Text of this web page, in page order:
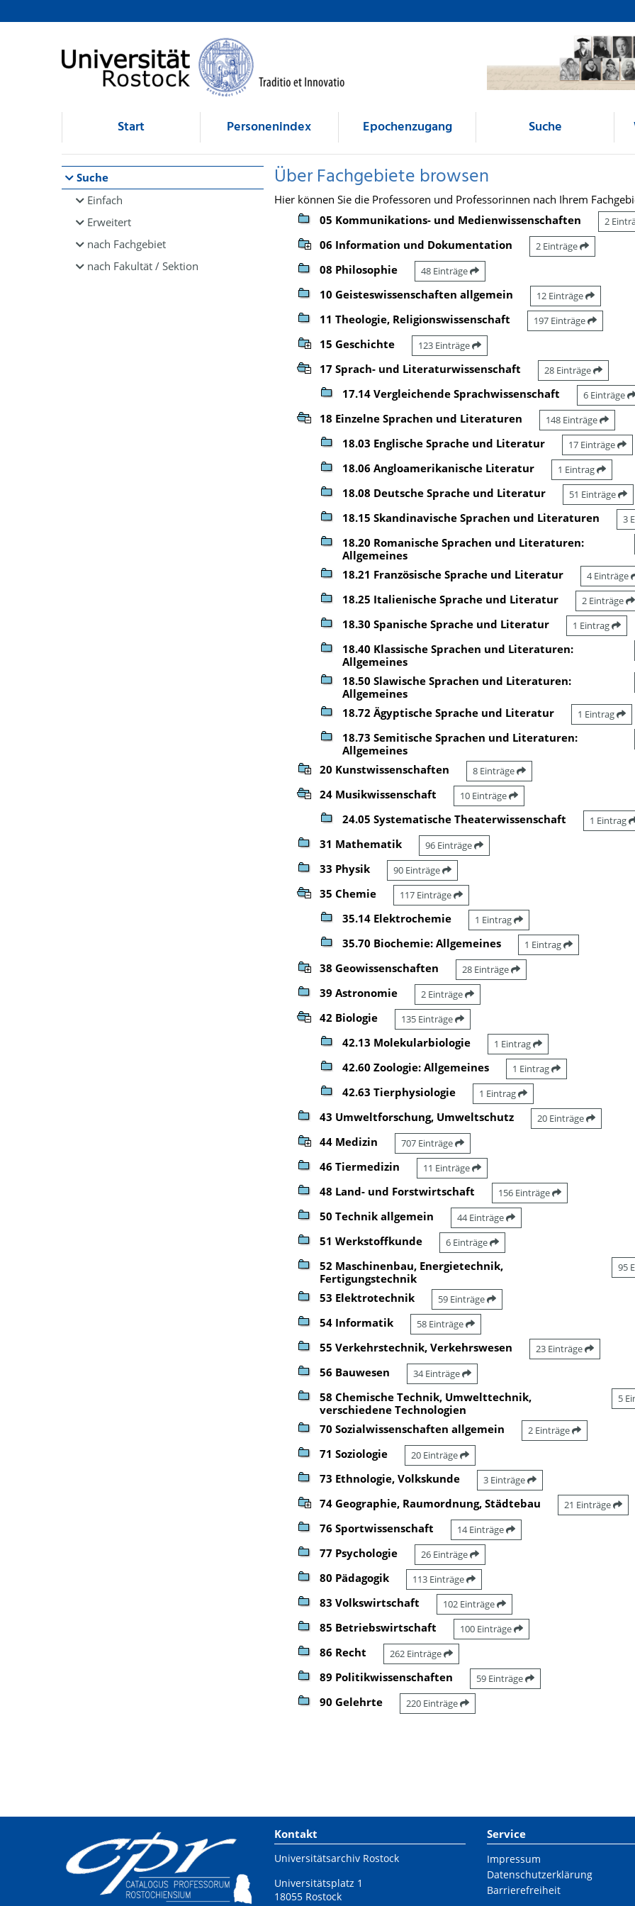
Browsen
direkt zum Inhalt
Start Personenindex Epochenzugang Suche
Suche
Einfach
Erweitert
nach Fachgebiet
nach Fakultät / Sektion
Über Fachgebiete browsen
Hier können Sie die Professoren und Professorinnen nach Ihrem
05 Kommunikations- und Medienwissenschaften
2
06 Information und Dokumentation 2 Einträge
08 Philosophie 48 Einträge
10 Geisteswissenschaften allgemein 12 Einträge
11 Theologie, Religionswissenschaft 197 Einträge
15 Geschichte 123 Einträge
17 Sprach- und Literaturwissenschaft 28 Einträge
17.14 Vergleichende Sprachwissenschaft 6 Einträge
18 Einzelne Sprachen und Literaturen 148 Einträge
18.03 Englische Sprache und Literatur 17 Einträge
18.06 Angloamerikanische Literatur 1 Eintrag
18.08 Deutsche Sprache und Literatur 51 Einträge
18.15 Skandinavische Sprachen und Literaturen 3
18.20 Romanische Sprachen und Literaturen:
Allgemeines
18.21 Französische Sprache und Literatur 4 Einträge
18.25 Italienische Sprache und Literatur 2 Einträge
18.30 Spanische Sprache und Literatur 1 Eintrag
18.40 Klassische Sprachen und Literaturen:
Allgemeines
18.50 Slawische Sprachen und Literaturen:
Allgemeines
18.72 Ägyptische Sprache und Literatur 1 Eintrag
18.73 Semitische Sprachen und Literaturen:
Allgemeines
20 Kunstwissenschaften 8 Einträge
24 Musikwissenschaft 10 Einträge
24.05 Systematische Theaterwissenschaft 1 Eintrag
31 Mathematik 96 Einträge
33 Physik 90 Einträge
35 Chemie 117 Einträge
35.14 Elektrochemie 1 Eintrag
35.70 Biochemie: Allgemeines 1 Eintrag
38 Geowissenschaften 28 Einträge
39 Astronomie 2 Einträge
42 Biologie 135 Einträge
42.13 Molekularbiologie 1 Eintrag
42.60 Zoologie: Allgemeines 1 Eintrag
42.63 Tierphysiologie 1 Eintrag
43 Umweltforschung, Umweltschutz 20 Einträge
44 Medizin 707 Einträge
46 Tiermedizin 11 Einträge
48 Land- und Forstwirtschaft 156 Einträge
50 Technik allgemein 44 Einträge
51 Werkstoffkunde 6 Einträge
52 Maschinenbau, Energietechnik,
Fertigungstechnik
95
53 Elektrotechnik 59 Einträge
54 Informatik 58 Einträge
55 Verkehrstechnik, Verkehrswesen 23 Einträge
56 Bauwesen 34 Einträge
58 Chemische Technik, Umwelttechnik,
verschiedene Technologien
5
70 Sozialwissenschaften allgemein 2 Einträge
71 Soziologie 20 Einträge
73 Ethnologie, Volkskunde 3 Einträge
74 Geographie, Raumordnung, Städtebau 21 Einträge
76 Sportwissenschaft 14 Einträge
77 Psychologie 26 Einträge
80 Pädagogik 113 Einträge
83 Volkswirtschaft 102 Einträge
85 Betriebswirtschaft 100 Einträge
86 Recht 262 Einträge
89 Politikwissenschaften 59 Einträge
90 Gelehrte 220 Einträge
Kontakt
Universitätsarchiv Rostock
Universitätsplatz 1
18055 Rostock
Service
Impressum
Datenschutzerklärung
Barrierefreiheit